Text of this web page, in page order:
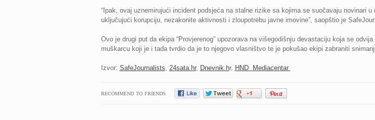
“Ipak, ovaj uznemirujući incident podsjeća na stalne rizike sa kojima se suočavaju novinari
uključujući korupciju, nezakonite aktivnosti i zloupotrebu javne imovine”, saopštio je
Ovo je drugi put da ekipa “Provjerenog” upozorava na višegodišnju devastaciju koja se
muškarcu koji je i tada tvrdio da je to njegovo vlasništvo te je pokušao ekipi zabraniti
Izvor: SafeJournalists, 24sata.hr, Dnevnik.hr, HND Mediacentar
RECOMMEND TO FRIENDS